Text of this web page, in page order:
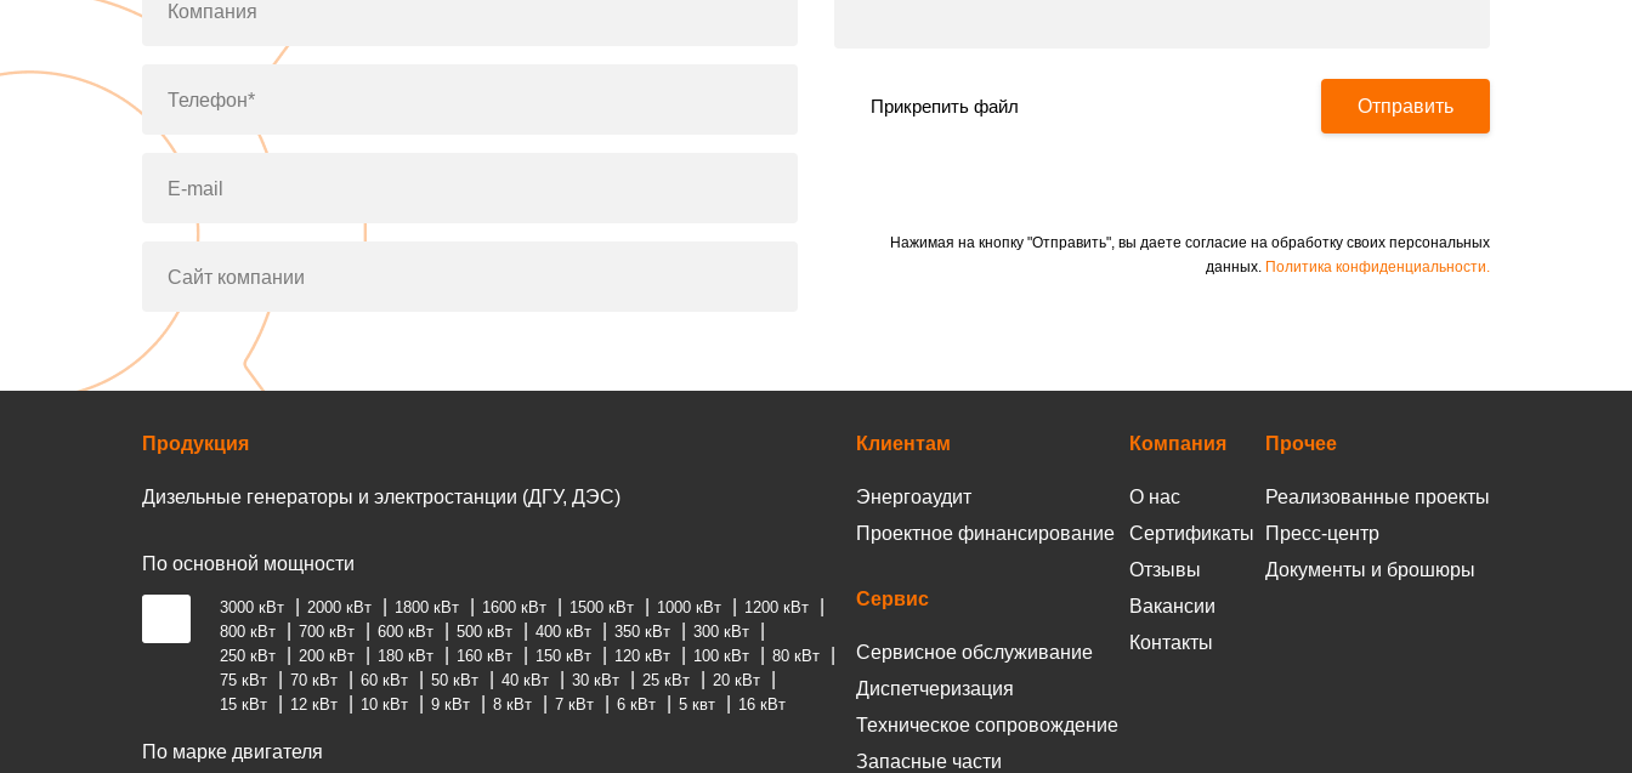
Компания
Телефон*
E-mail
Сайт компании
Прикрепить файл Отправить
Нажимая на кнопку "Отправить", вы даете согласие на обработку своих персональных
данных. Политика конфиденциальности.
Продукция
Дизельные генераторы и электростанции (ДГУ, ДЭС)
По основной мощности
3000 кВт 2000 кВт 1800 кВт 1600 кВт 1500 кВт 1000 кВт
1200 кВт
800 кВт
700 кВт 600 кВт 500 кВт 400 кВт 350 кВт
300 кВт
250 кВт
200 кВт 180 кВт 160 кВт 150 кВт 120 кВт 100 кВт
80 кВт
75 кВт
70 кВт 60 кВт 50 кВт 40 кВт 30 кВт 25 кВт
20 кВт
15 кВт
12 кВт 10 кВт 9 кВт 8 кВт 7 кВт 6 кВт 5 квт 16 кВт
По марке двигателя
Клиентам
Энергоаудит
Проектное финансирование
Сервис
Сервисное обслуживание
Диспетчеризация
Техническое сопровождение
Запасные части
Компания
О нас
Сертификаты
Отзывы
Вакансии
Контакты
Прочее
Реализованные проекты
Пресс-центр
Документы и брошюры